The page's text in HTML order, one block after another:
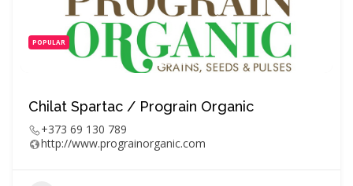
POPULAR
Chilat Spartac / Prograin Organic
+373 69 130 789
http://www.prograinorganic.com